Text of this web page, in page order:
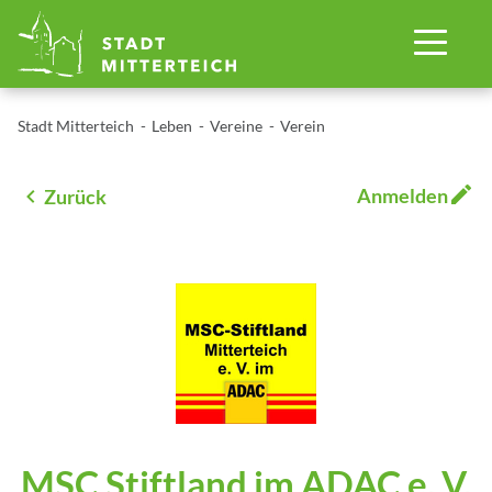
Stadt Mitterteich Leben Vereine Verein
Zurück Anmelden